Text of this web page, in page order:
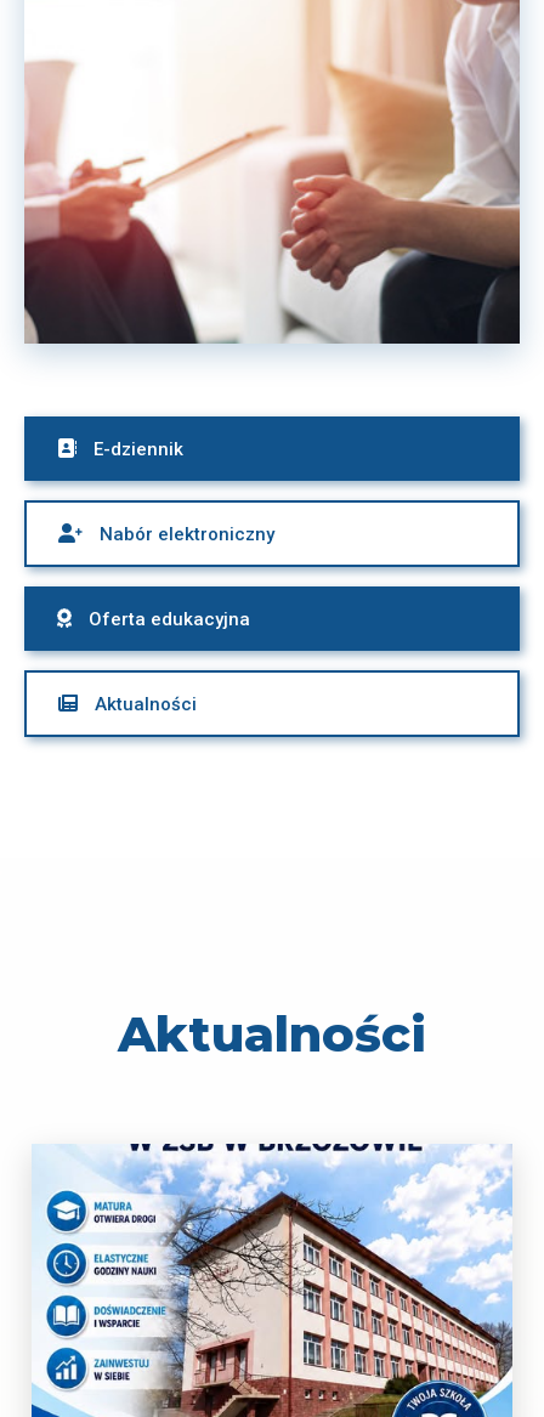
 E-dziennik
 Nabór elektroniczny
 Oferta edukacyjna
 Aktualności
Aktualności